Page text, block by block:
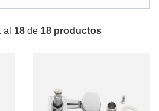
al 18 de 18 productos